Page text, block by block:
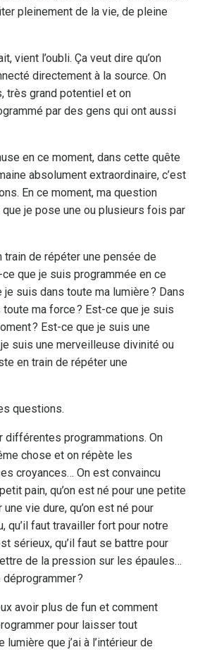
pleinement de la vie, de pleine
vient l’oubli. Ça veut dire qu’on
directement à la source. On
très grand potentiel et on
par des gens qui ont aussi
en ce moment, dans cette quête
absolument extraordinaire, c’est
En ce moment, ma question
je pose une ou plusieurs fois par
train de répéter une pensée de
que je suis programmée en ce
je suis dans toute ma lumière ? Dans
toute ma force ? Est-ce que je suis
? Est-ce que je suis une
suis une merveilleuse divinité ou
en train de répéter une
questions.
différentes programmations. On
chose et on répète les
croyances… On est convaincu
pain, qu’on est né pour une petite
une vie dure, qu’on est né pour
qu’il faut travailler fort pour notre
sérieux, qu’il faut se battre pour
de la pression sur les épaules…
?
avoir plus de fun et comment
pour laisser tout
lumière que j’ai à l’intérieur de